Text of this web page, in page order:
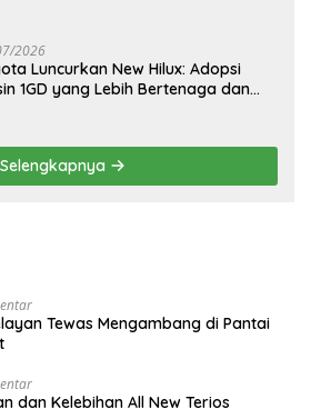
2026
Luncurkan New Hilux: Adopsi
1GD yang Lebih Bertenaga dan
Selengkapnya
Tewas Mengambang di Pantai
dan Kelebihan All New Terios